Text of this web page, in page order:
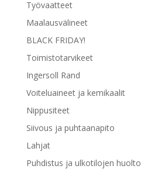
Työvaatteet
Maalausvälineet
BLACK FRIDAY!
Toimistotarvikeet
Ingersoll Rand
Voiteluaineet ja kemikaalit
Nippusiteet
Siivous ja puhtaanapito
Lahjat
Puhdistus ja ulkotilojen huolto